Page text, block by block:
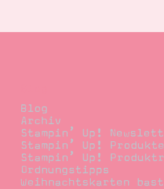
Blog
Archiv
Stampin’ Up!
Stampin’ Up!
Stampin’ Up!
Ordnungstipps
Weihnachtskarten